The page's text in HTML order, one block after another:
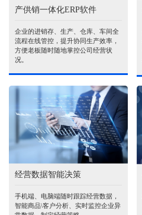
产供销一体化ERP软件
企业的进销存、生产、仓库、车间全
流程在线管控，提升协同生产效率，
方便老板随时随地掌控公司经营状
况。
经营数据智能决策
手机端、电脑端随时跟踪经营数据，
智能商品\客户分析、实时监控企业异